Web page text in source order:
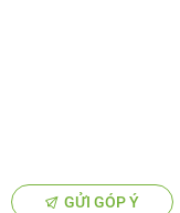
GỬI GÓP Ý